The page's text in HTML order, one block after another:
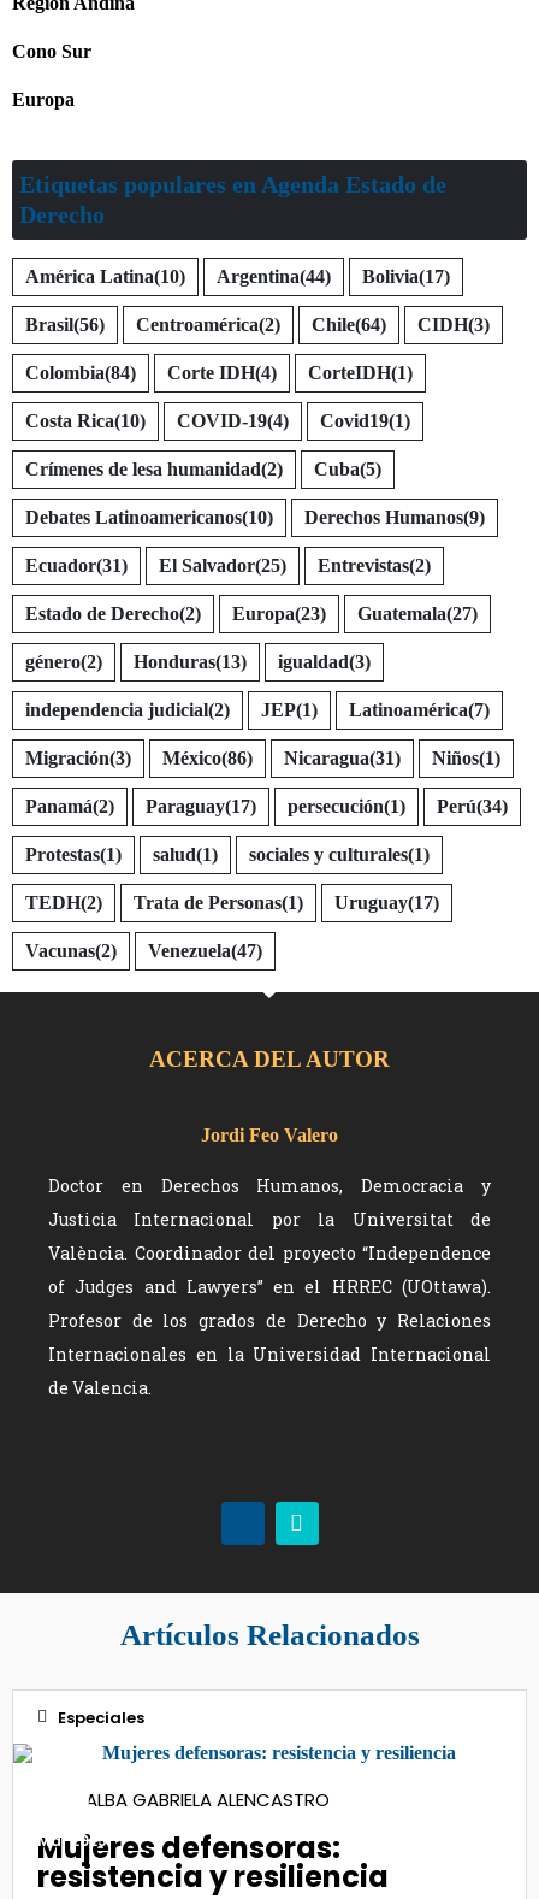
Cono Sur
Europa
Etiquetas populares en Agenda Estado de
Derecho
América Latina(10) Argentina(44) Bolivia(17)
Brasil(56) Centroamérica(2) Chile(64) CIDH(3)
Colombia(84) Corte IDH(4) CorteIDH(1)
Costa Rica(10) COVID-19(4) Covid19(1)
Crímenes de lesa humanidad(2) Cuba(5)
Debates Latinoamericanos(10) Derechos Humanos(9)
Ecuador(31) El Salvador(25) Entrevistas(2)
Estado de Derecho(2) Europa(23) Guatemala(27)
género(2) Honduras(13) igualdad(3)
independencia judicial(2) JEP(1) Latinoamérica(7)
Migración(3) México(86) Nicaragua(31) Niños(1)
Panamá(2) Paraguay(17) persecución(1) Perú(34)
Protestas(1) salud(1) sociales y culturales(1)
TEDH(2) Trata de Personas(1) Uruguay(17)
Vacunas(2) Venezuela(47)
ACERCA DEL AUTOR
Jordi Feo Valero
Doctor en Derechos Humanos, Democracia y
Justicia Internacional por la Universitat de
València. Coordinador del proyecto “Independence
of Judges and Lawyers” en el HRREC (UOttawa).
Profesor de los grados de Derecho y Relaciones
Internacionales en la Universidad Internacional
de Valencia.
Artículos Relacionados
Especiales
11
Mar 2025
ALBA GABRIELA ALENCASTRO
Mujeres defensoras:
resistencia y resiliencia